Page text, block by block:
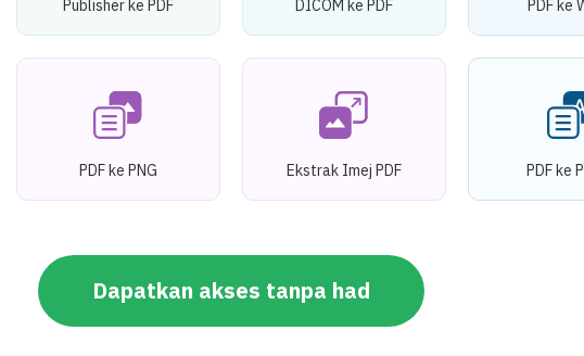
Publisher ke PDF DICOM ke PDF PDF ke
PDF ke PNG Ekstrak Imej PDF PDF ke
Dapatkan akses tanpa had